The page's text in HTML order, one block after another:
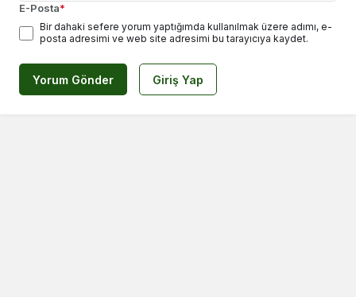
E-Posta*
Bir dahaki sefere yorum yaptığımda kullanılmak üzere adımı, e-
posta adresimi ve web site adresimi bu tarayıcıya kaydet.
Yorum Gönder Giriş Yap